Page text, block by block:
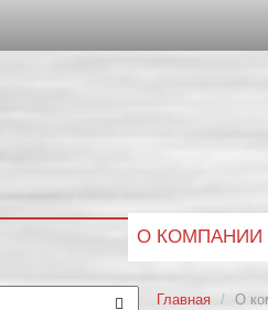
О КОМПАНИИ
Главная / О